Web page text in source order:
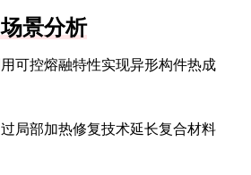
景分析
可控熔融特性实现异形构件热成
局部加热修复技术延长复合材料